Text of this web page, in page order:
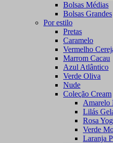
Bolsas Médias
Bolsas Grandes
Por estilo
Pretas
Caramelo
Vermelho
Marrom Cacau
Azul Atlântico
Verde Oliva
Nude
Coleção Cream
Amarelo
Lilás
Rosa
Verde
Laranja